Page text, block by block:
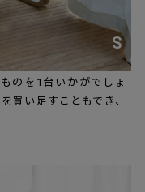
S
のを1台いかがでしょ
買い足すこともでき、